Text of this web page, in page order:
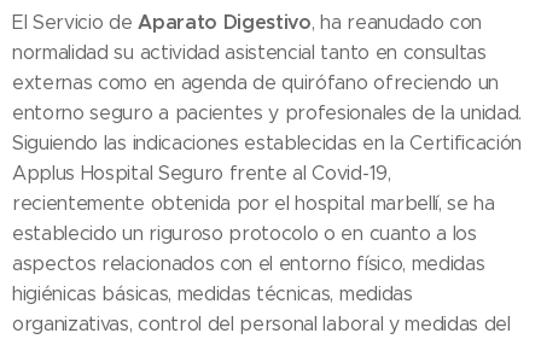
El Servicio deAparato Digestivo, ha reanudado con
normalidad su actividad asistencial tanto en consultas
externas como en agenda de quirófano ofreciendo un
entorno seguro a pacientes y profesionales de la unidad.
Siguiendo las indicaciones establecidas en la Certificación
Applus Hospital Seguro frente al Covid-19,
recientemente obtenida por el hospital marbellí, se ha
establecido un riguroso protocolo o en cuanto a los
aspectos relacionados con el entorno físico, medidas
higiénicas básicas, medidas técnicas, medidas
organizativas, control del personal laboral y medidas del